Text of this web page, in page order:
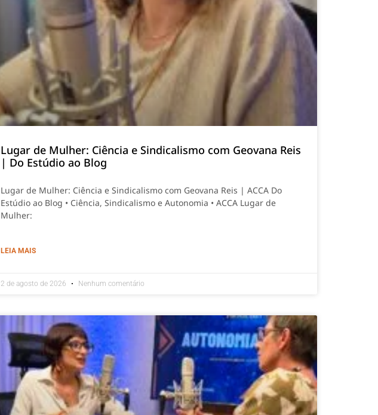
Lugar de Mulher: Ciência e Sindicalismo com Geovana Reis
| Do Estúdio ao Blog
Lugar de Mulher: Ciência e Sindicalismo com Geovana Reis | ACCA Do
Estúdio ao Blog • Ciência, Sindicalismo e Autonomia • ACCA Lugar de
Mulher:
LEIA MAIS
2 de agosto de 2026 Nenhum comentário